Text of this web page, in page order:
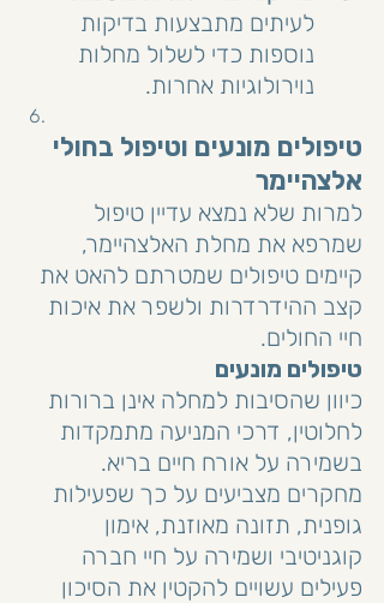
לעיתים מתבצעות בדיקות
נוספות כדי לשלול מחלות
נוירולוגיות אחרות.
טיפולים מונעים וטיפול בחולי
אלצהיימר
למרות שלא נמצא עדיין טיפול
שמרפא את מחלת האלצהיימר,
קיימים טיפולים שמטרתם להאט את
קצב ההידרדרות ולשפר את איכות
חיי החולים.
טיפולים מונעים
כיוון שהסיבות למחלה אינן ברורות
לחלוטין, דרכי המניעה מתמקדות
בשמירה על אורח חיים בריא.
מחקרים מצביעים על כך שפעילות
גופנית, תזונה מאוזנת, אימון
קוגניטיבי ושמירה על חיי חברה
פעילים עשויים להקטין את הסיכון